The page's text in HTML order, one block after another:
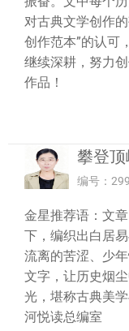
对古典文学创作
创作范本”的认可
继续深耕，努力
作品！
攀登顶
编号：
金星推荐语：文
下，编织出白居
流离的苦涩、少
文字，让历史烟
光，堪称古典美
河悦读总编室